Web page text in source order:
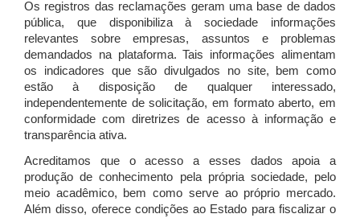
Os registros das reclamações geram uma base de dados
pública, que disponibiliza à sociedade informações
relevantes sobre empresas, assuntos e problemas
demandados na plataforma. Tais informações alimentam
os indicadores que são divulgados no site, bem como
estão à disposição de qualquer interessado,
independentemente de solicitação, em formato aberto, em
conformidade com diretrizes de acesso à informação e
transparência ativa.
Acreditamos que o acesso a esses dados apoia a
produção de conhecimento pela própria sociedade, pelo
meio acadêmico, bem como serve ao próprio mercado.
Além disso, oferece condições ao Estado para fiscalizar o